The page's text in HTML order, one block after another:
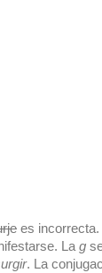
es
La g
. La